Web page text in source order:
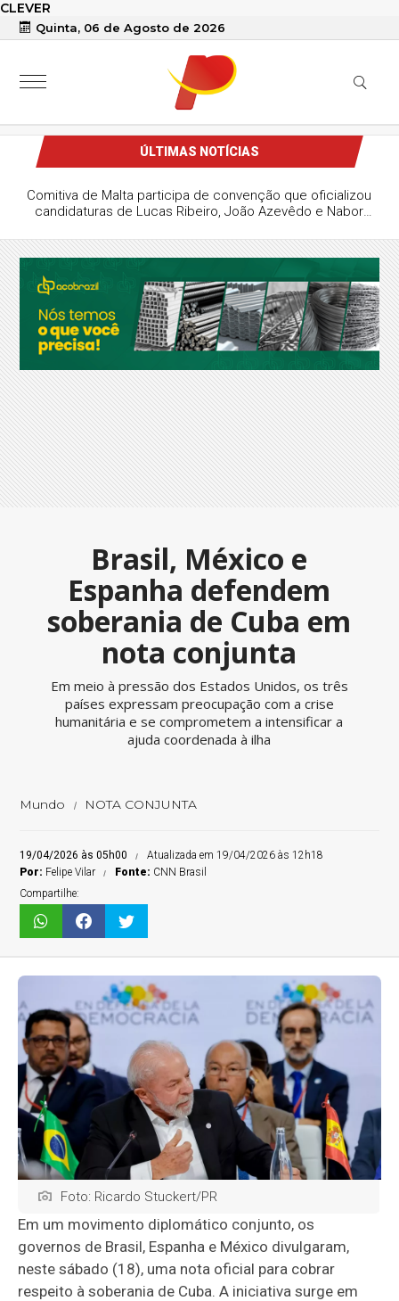
CLEVER
Quinta, 06 de Agosto de 2026
ÚLTIMAS NOTÍCIAS
Comitiva de Malta participa de convenção que oficializou
candidaturas de Lucas Ribeiro, João Azevêdo e Nabor
Brasil, México e
Espanha defendem
soberania de Cuba em
nota conjunta
Em meio à pressão dos Estados Unidos, os três
países expressam preocupação com a crise
humanitária e se comprometem a intensificar a
ajuda coordenada à ilha
Mundo NOTA CONJUNTA
19/04/2026 às 05h00
Atualizada em 19/04/2026 às 12h18
Por: Felipe Vilar Fonte: CNN Brasil
Compartilhe:
Foto: Ricardo Stuckert/PR
Em um movimento diplomático conjunto, os
governos de Brasil, Espanha e México divulgaram,
neste sábado (18), uma nota oficial para cobrar
respeito à soberania de Cuba. A iniciativa surge em